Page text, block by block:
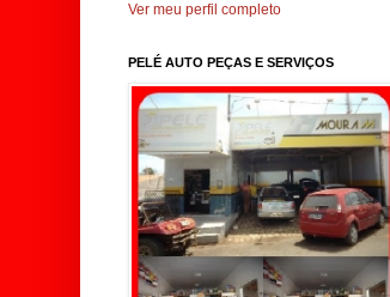
Ver meu perfil completo
PELÉ AUTO PEÇAS E SERVIÇOS